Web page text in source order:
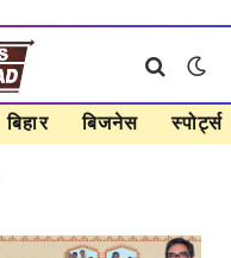
बिहार बिजनेस स्पोर्ट्स